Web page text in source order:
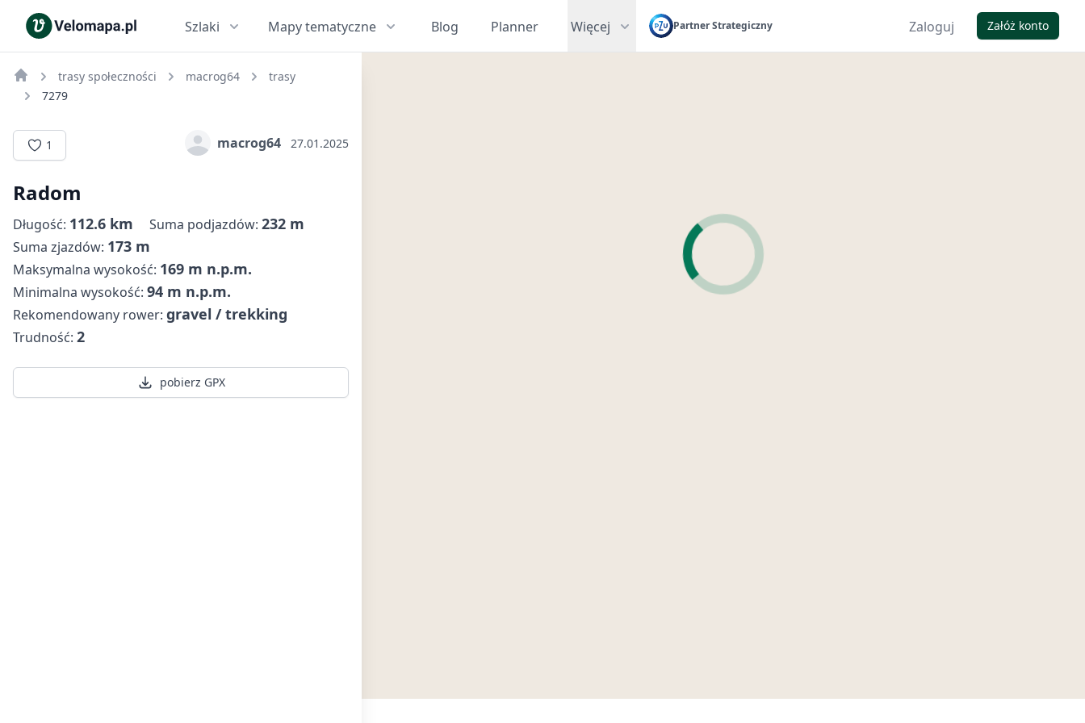
Szlaki Mapy tematyczne Blog Planner Więcej Partner Strategiczny Zaloguj Załóż konto
trasy społeczności macrog64
trasy
7279
1 macrog64 27.01.2025
Radom
Długość: 112.6 km Suma podjazdów: 232 m
Suma zjazdów: 173 m
Maksymalna wysokość: 169 m n.p.m.
Minimalna wysokość: 94 m n.p.m.
Rekomendowany rower: gravel / trekking
Trudność: 2
pobierz GPX